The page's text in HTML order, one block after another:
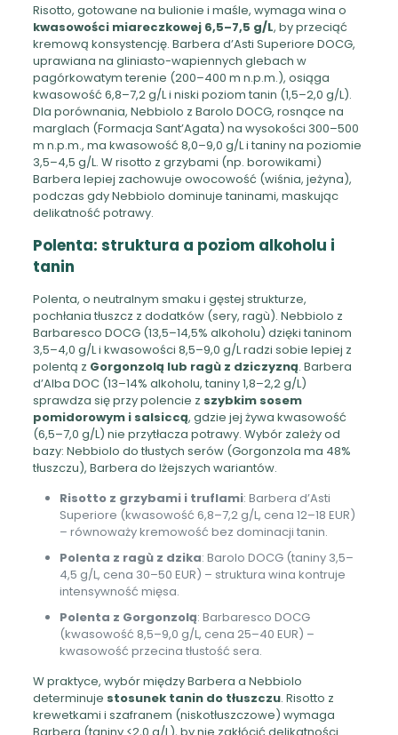
Risotto, gotowane na bulionie i maśle, wymaga wina o
kwasowości miareczkowej 6,5–7,5 g/L, by przeciąć
kremową konsystencję. Barbera d’Asti Superiore DOCG,
uprawiana na gliniasto-wapiennych glebach w
pagórkowatym terenie (200–400 m n.p.m.), osiąga
kwasowość 6,8–7,2 g/L i niski poziom tanin (1,5–2,0 g/L).
Dla porównania, Nebbiolo z Barolo DOCG, rosnące na
marglach (Formacja Sant’Agata) na wysokości 300–500
m n.p.m., ma kwasowość 8,0–9,0 g/L i taniny na poziomie
3,5–4,5 g/L. W risotto z grzybami (np. borowikami)
Barbera lepiej zachowuje owocowość (wiśnia, jeżyna),
podczas gdy Nebbiolo dominuje taninami, maskując
delikatność potrawy.
Polenta: struktura a poziom alkoholu i
tanin
Polenta, o neutralnym smaku i gęstej strukturze,
pochłania tłuszcz z dodatków (sery, ragù). Nebbiolo z
Barbaresco DOCG (13,5–14,5% alkoholu) dzięki taninom
3,5–4,0 g/L i kwasowości 8,5–9,0 g/L radzi sobie lepiej z
polentą z Gorgonzolą lub ragù z dziczyzną. Barbera
d’Alba DOC (13–14% alkoholu, taniny 1,8–2,2 g/L)
sprawdza się przy polencie z szybkim sosem
pomidorowym i salsiccą, gdzie jej żywa kwasowość
(6,5–7,0 g/L) nie przytłacza potrawy. Wybór zależy od
bazy: Nebbiolo do tłustych serów (Gorgonzola ma 48%
tłuszczu), Barbera do lżejszych wariantów.
Risotto z grzybami i truflami: Barbera d’Asti
Superiore (kwasowość 6,8–7,2 g/L, cena 12–18 EUR)
– równoważy kremowość bez dominacji tanin.
Polenta z ragù z dzika: Barolo DOCG (taniny 3,5–
4,5 g/L, cena 30–50 EUR) – struktura wina kontruje
intensywność mięsa.
Polenta z Gorgonzolą: Barbaresco DOCG
(kwasowość 8,5–9,0 g/L, cena 25–40 EUR) –
kwasowość przecina tłustość sera.
W praktyce, wybór między Barbera a Nebbiolo
determinuje stosunek tanin do tłuszczu. Risotto z
krewetkami i szafranem (niskotłuszczowe) wymaga